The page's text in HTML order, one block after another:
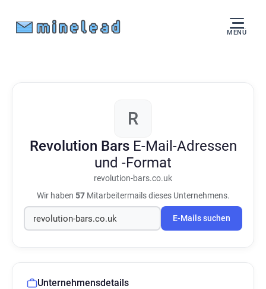
MENÜ
R
Revolution Bars E-Mail-Adressen
und -Format
revolution-bars.co.uk
Wir haben 57Mitarbeitermails dieses Unternehmens.
E-Mails suchen
Unternehmensdetails